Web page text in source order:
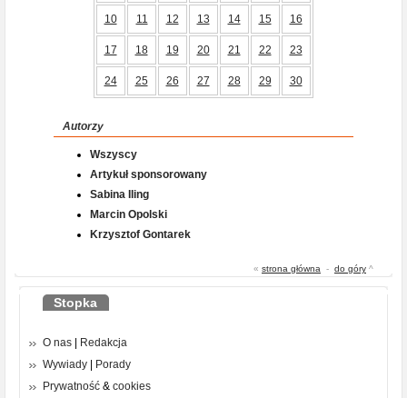
10 11 12 13 14 15 16
17 18 19 20 21 22 23
24 25 26 27 28 29 30
Autorzy
Wszyscy
Artykuł sponsorowany
Sabina Iling
Marcin Opolski
Krzysztof Gontarek
« strona główna - do góry ^
Stopka
O nas
Redakcja
Wywiady
Porady
Prywatność & cookies